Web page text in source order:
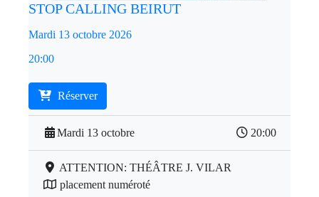
STOP CALLING BEIRUT
Mardi 13 octobre 2026
20:00
Réserver
Mardi 13 octobre 20:00
ATTENTION: THÉÂTRE J. VILAR
placement numéroté